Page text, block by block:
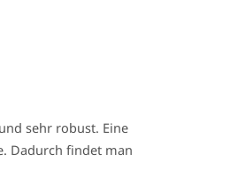
sehr robust. Eine
Dadurch findet man